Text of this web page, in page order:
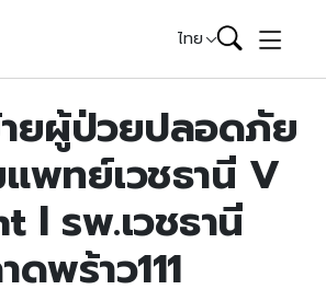
ไทย
ยผู้ป่วยปลอดภัย
พทย์เวชธานี V
l รพ.เวชธานี
ดพร้าว111